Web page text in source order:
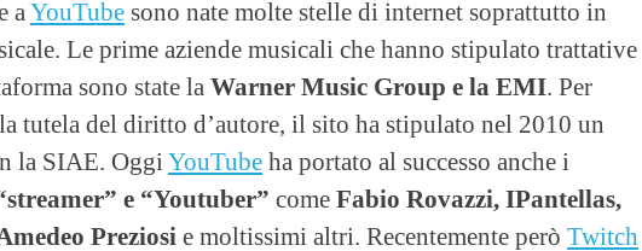
a YouTube sono nate molte stelle di internet soprattutto in
Le prime aziende musicali che hanno stipulato trattative
sono state la Warner Music Group e la EMI. Per
tutela del diritto d’autore, il sito ha stipulato nel 2010 un
la SIAE. Oggi YouTube ha portato al successo anche i
e “Youtuber” come Fabio Rovazzi, IPantellas,
Preziosi e moltissimi altri. Recentemente però Twitch